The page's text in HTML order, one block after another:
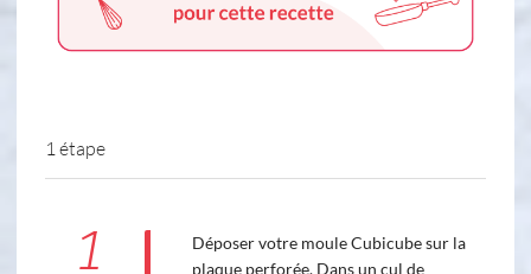
1 étape
1
Déposer votre moule Cubicube sur la
plaque perforée. Dans un cul de